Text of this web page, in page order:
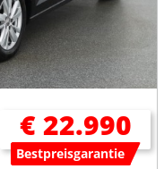
€ 22.990
Bestpreisgarantie